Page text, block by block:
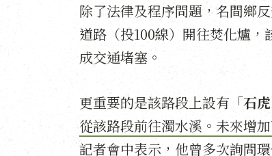
除了法律及程序問題，名間鄉
道路（投100線）開往焚化爐
成交通堵塞。
更重要的是該路段上設有「石
從該路段前往濁水溪。未來增
記者會中表示，他曾多次詢問